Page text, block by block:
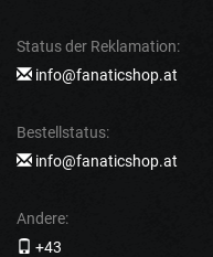
Status der Reklamation:
info@fanaticshop.at
Bestellstatus:
info@fanaticshop.at
Andere:
+43